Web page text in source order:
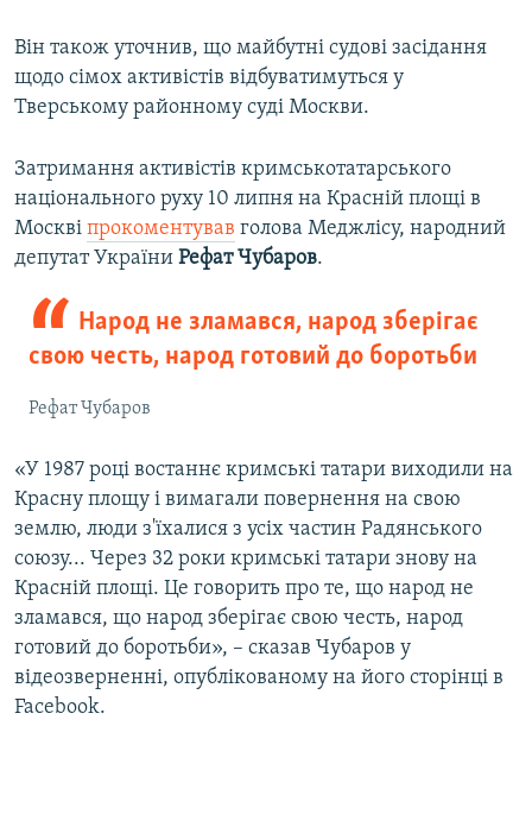
Він також уточнив, що майбутні судові засідання
щодо сімох активістів відбуватимуться у
Тверському районному суді Москви.
Затримання активістів кримськотатарського
національного руху 10 липня на Красній площі в
Москві прокоментував голова Меджлісу, народний
депутат України Рефат Чубаров.
Народ не зламався, народ зберігає
свою честь, народ готовий до боротьби
Рефат Чубаров
«У 1987 році востаннє кримські татари виходили на
Красну площу і вимагали повернення на свою
землю, люди з'їхалися з усіх частин Радянського
союзу... Через 32 роки кримські татари знову на
Красній площі. Це говорить про те, що народ не
зламався, що народ зберігає свою честь, народ
готовий до боротьби», – сказав Чубаров у
відеозверненні, опублікованому на його сторінці в
Facebook.